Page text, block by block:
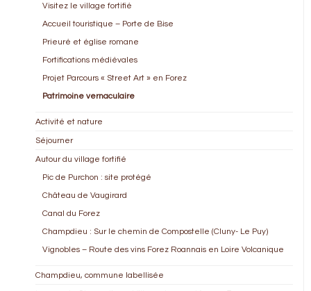
Visitez le village fortifié
Accueil touristique – Porte de Bise
Prieuré et église romane
Fortifications médiévales
Projet Parcours « Street Art » en Forez
Patrimoine vernaculaire
Activité et nature
Séjourner
Autour du village fortifié
Pic de Purchon : site protégé
Château de Vaugirard
Canal du Forez
Champdieu : Sur le chemin de Compostelle (Cluny- Le Puy)
Vignobles – Route des vins Forez Roannais en Loire Volcanique
Champdieu, commune labellisée